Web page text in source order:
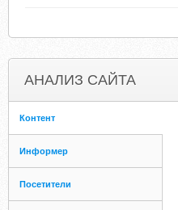
АНАЛИЗ САЙТА
Контент
Информер
Посетители